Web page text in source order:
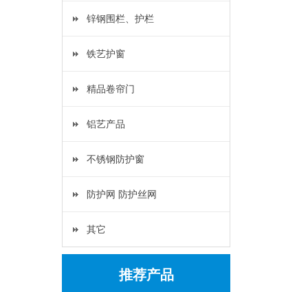
锌钢围栏、护栏
铁艺护窗
精品卷帘门
铝艺产品
不锈钢防护窗
防护网 防护丝网
其它
推荐产品